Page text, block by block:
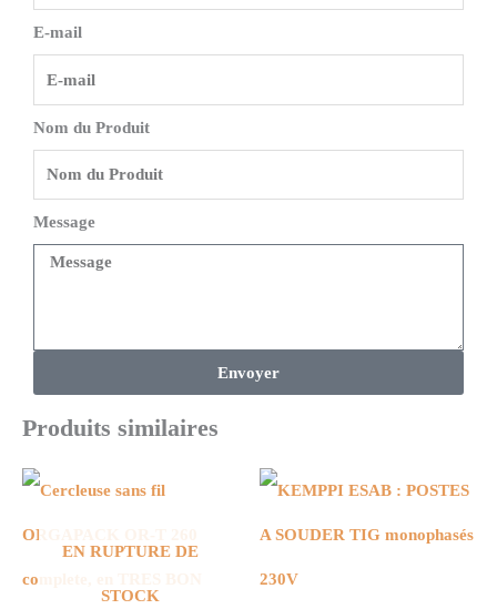
E-mail
Nom du Produit
Message
Envoyer
Produits similaires
EN RUPTURE DE
STOCK